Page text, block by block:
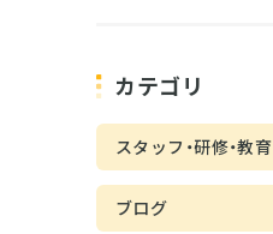
カテゴリ
スタッフ・研修・教育
ブログ